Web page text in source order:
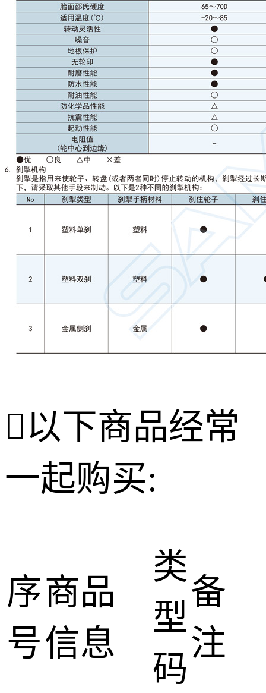
以下商品经常
一起购买:
序
号
商品
信息
类
型
码
备
注